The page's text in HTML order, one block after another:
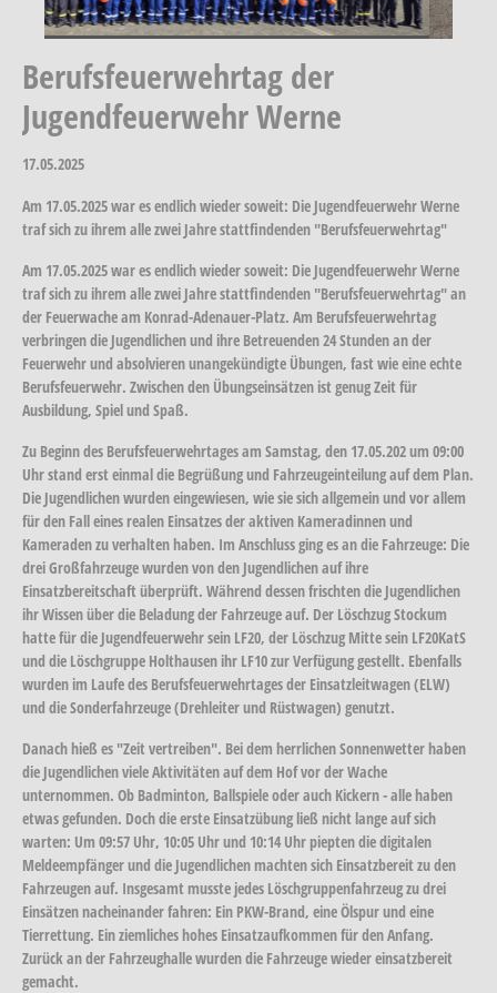
Berufsfeuerwehrtag der
Jugendfeuerwehr Werne
17.05.2025
Am 17.05.2025 war es endlich wieder soweit: Die Jugendfeuerwehr Werne
traf sich zu ihrem alle zwei Jahre stattfindenden "Berufsfeuerwehrtag"
Am 17.05.2025 war es endlich wieder soweit: Die Jugendfeuerwehr Werne
traf sich zu ihrem alle zwei Jahre stattfindenden "Berufsfeuerwehrtag" an
der Feuerwache am Konrad-Adenauer-Platz. Am Berufsfeuerwehrtag
verbringen die Jugendlichen und ihre Betreuenden 24 Stunden an der
Feuerwehr und absolvieren unangekündigte Übungen, fast wie eine echte
Berufsfeuerwehr. Zwischen den Übungseinsätzen ist genug Zeit für
Ausbildung, Spiel und Spaß.
Zu Beginn des Berufsfeuerwehrtages am Samstag, den 17.05.202 um 09:00
Uhr stand erst einmal die Begrüßung und Fahrzeugeinteilung auf dem Plan.
Die Jugendlichen wurden eingewiesen, wie sie sich allgemein und vor allem
für den Fall eines realen Einsatzes der aktiven Kameradinnen und
Kameraden zu verhalten haben. Im Anschluss ging es an die Fahrzeuge: Die
drei Großfahrzeuge wurden von den Jugendlichen auf ihre
Einsatzbereitschaft überprüft. Während dessen frischten die Jugendlichen
ihr Wissen über die Beladung der Fahrzeuge auf. Der Löschzug Stockum
hatte für die Jugendfeuerwehr sein LF20, der Löschzug Mitte sein LF20KatS
und die Löschgruppe Holthausen ihr LF10 zur Verfügung gestellt. Ebenfalls
wurden im Laufe des Berufsfeuerwehrtages der Einsatzleitwagen (ELW)
und die Sonderfahrzeuge (Drehleiter und Rüstwagen) genutzt.
Danach hieß es "Zeit vertreiben". Bei dem herrlichen Sonnenwetter haben
die Jugendlichen viele Aktivitäten auf dem Hof vor der Wache
unternommen. Ob Badminton, Ballspiele oder auch Kickern - alle haben
etwas gefunden. Doch die erste Einsatzübung ließ nicht lange auf sich
warten: Um 09:57 Uhr, 10:05 Uhr und 10:14 Uhr piepten die digitalen
Meldeempfänger und die Jugendlichen machten sich Einsatzbereit zu den
Fahrzeugen auf. Insgesamt musste jedes Löschgruppenfahrzeug zu drei
Einsätzen nacheinander fahren: Ein PKW-Brand, eine Ölspur und eine
Tierrettung. Ein ziemliches hohes Einsatzaufkommen für den Anfang.
Zurück an der Fahrzeughalle wurden die Fahrzeuge wieder einsatzbereit
gemacht.